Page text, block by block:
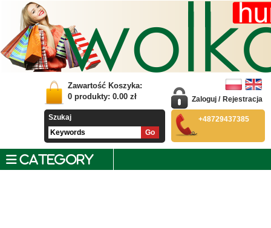
Zawartość Koszyka:
0 produkty: 0.00 zł
Szukaj
Zaloguj / Rejestracja
+48729437385
CATEGORY